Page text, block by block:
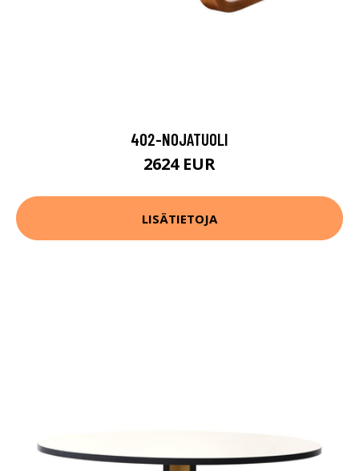
402-NOJATUOLI
2624 EUR
LISÄTIETOJA